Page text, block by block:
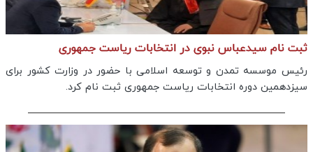
ثبت نام سیدعباس نبوی در انتخابات ریاست جمهوری
رئیس موسسه تمدن و توسعه اسلامی با حضور در وزارت کشور برای
سیزدهمین دوره انتخابات ریاست جمهوری ثبت نام کرد.